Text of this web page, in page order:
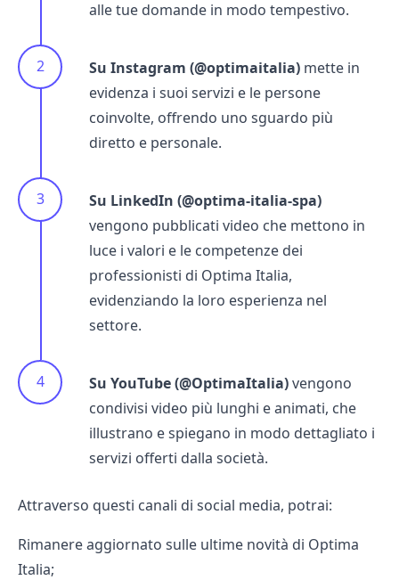
alle tue domande in modo tempestivo.
Su Instagram (@optimaitalia) mette in
evidenza i suoi servizi e le persone
coinvolte, offrendo uno sguardo più
diretto e personale.
Su LinkedIn (@optima-italia-spa)
vengono pubblicati video che mettono in
luce i valori e le competenze dei
professionisti di Optima Italia,
evidenziando la loro esperienza nel
settore.
Su YouTube (@OptimaItalia)vengono
condivisi video più lunghi e animati, che
illustrano e spiegano in modo dettagliato i
servizi offerti dalla società.
Attraverso questi canali di social media, potrai:
Rimanere aggiornato sulle ultime novità di Optima
Italia;